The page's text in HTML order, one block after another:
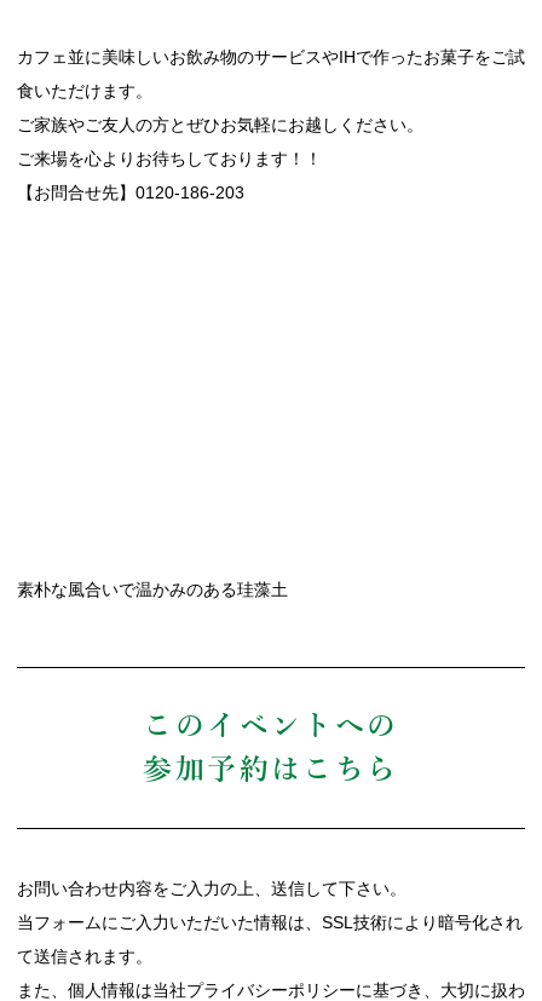
カフェ並に美味しいお飲み物のサービスやIHで作ったお菓子をご試
食いただけます。
ご家族やご友人の方とぜひお気軽にお越しください。
ご来場を心よりお待ちしております！！
【お問合せ先】0120-186-203
素朴な風合いで温かみのある珪藻土
このイベントへの
参加予約はこちら
お問い合わせ内容をご入力の上、送信して下さい。
当フォームにご入力いただいた情報は、SSL技術により暗号化され
て送信されます。
また、個人情報は当社プライバシーポリシーに基づき、大切に扱わ